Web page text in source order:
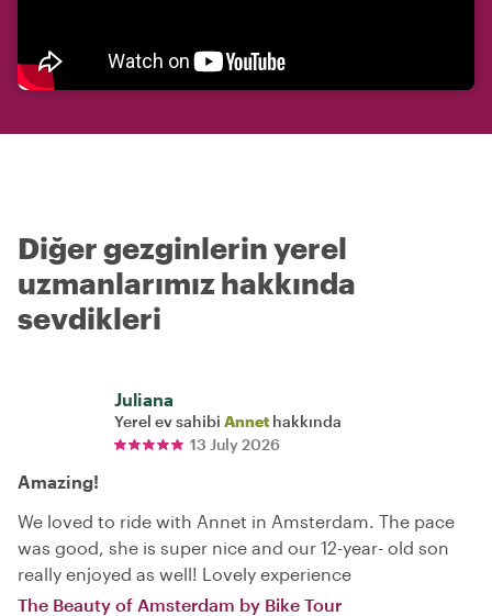
Diğer gezginlerin yerel
uzmanlarımız hakkında
sevdikleri
Juliana
Yerel ev sahibi Annet hakkında
13 July 2026
Amazing!
We loved to ride with Annet in Amsterdam. The pace
was good, she is super nice and our 12-year- old son
really enjoyed as well! Lovely experience
The Beauty of Amsterdam by Bike Tour